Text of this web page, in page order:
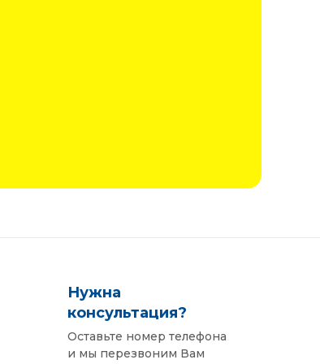
Нужна
консультация?
Оставьте номер телефона
и мы перезвоним Вам